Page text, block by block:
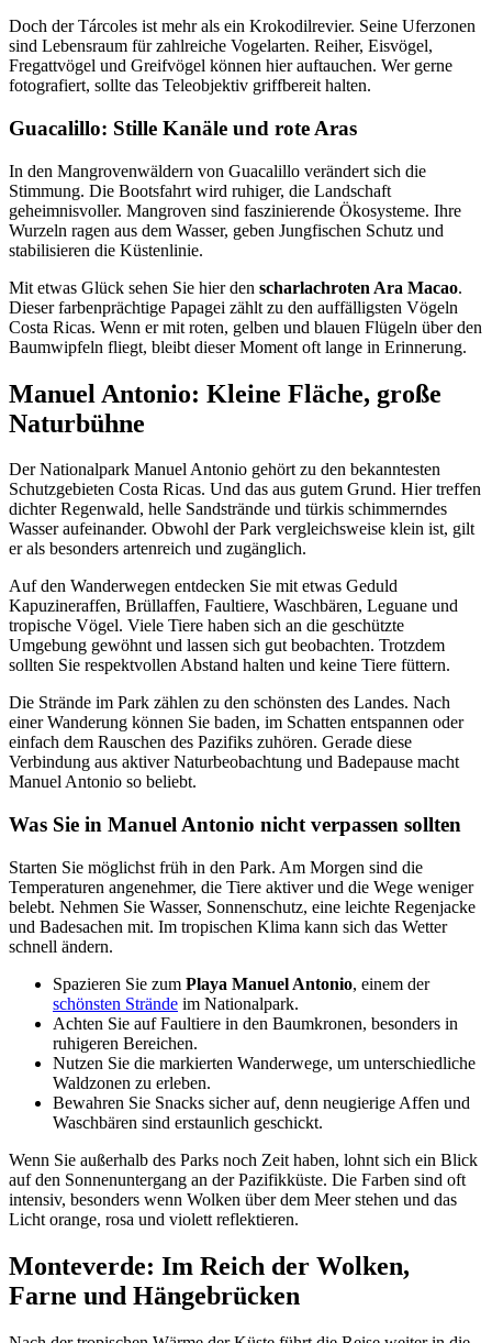
Doch der Tárcoles ist mehr als ein Krokodilrevier. Seine Uferzonen
sind Lebensraum für zahlreiche Vogelarten. Reiher, Eisvögel,
Fregattvögel und Greifvögel können hier auftauchen. Wer gerne
fotografiert, sollte das Teleobjektiv griffbereit halten.
Guacalillo: Stille Kanäle und rote Aras
In den Mangrovenwäldern von Guacalillo verändert sich die
Stimmung. Die Bootsfahrt wird ruhiger, die Landschaft
geheimnisvoller. Mangroven sind faszinierende Ökosysteme. Ihre
Wurzeln ragen aus dem Wasser, geben Jungfischen Schutz und
stabilisieren die Küstenlinie.
Mit etwas Glück sehen Sie hier den scharlachroten Ara Macao.
Dieser farbenprächtige Papagei zählt zu den auffälligsten Vögeln
Costa Ricas. Wenn er mit roten, gelben und blauen Flügeln über den
Baumwipfeln fliegt, bleibt dieser Moment oft lange in Erinnerung.
Manuel Antonio: Kleine Fläche, große
Naturbühne
Der Nationalpark Manuel Antonio gehört zu den bekanntesten
Schutzgebieten Costa Ricas. Und das aus gutem Grund. Hier treffen
dichter Regenwald, helle Sandstrände und türkis schimmerndes
Wasser aufeinander. Obwohl der Park vergleichsweise klein ist, gilt
er als besonders artenreich und zugänglich.
Auf den Wanderwegen entdecken Sie mit etwas Geduld
Kapuzineraffen, Brüllaffen, Faultiere, Waschbären, Leguane und
tropische Vögel. Viele Tiere haben sich an die geschützte
Umgebung gewöhnt und lassen sich gut beobachten. Trotzdem
sollten Sie respektvollen Abstand halten und keine Tiere füttern.
Die Strände im Park zählen zu den schönsten des Landes. Nach
einer Wanderung können Sie baden, im Schatten entspannen oder
einfach dem Rauschen des Pazifiks zuhören. Gerade diese
Verbindung aus aktiver Naturbeobachtung und Badepause macht
Manuel Antonio so beliebt.
Was Sie in Manuel Antonio nicht verpassen sollten
Starten Sie möglichst früh in den Park. Am Morgen sind die
Temperaturen angenehmer, die Tiere aktiver und die Wege weniger
belebt. Nehmen Sie Wasser, Sonnenschutz, eine leichte Regenjacke
und Badesachen mit. Im tropischen Klima kann sich das Wetter
schnell ändern.
Spazieren Sie zum Playa Manuel Antonio, einem der
schönsten Strände im Nationalpark.
Achten Sie auf Faultiere in den Baumkronen, besonders in
ruhigeren Bereichen.
Nutzen Sie die markierten Wanderwege, um unterschiedliche
Waldzonen zu erleben.
Bewahren Sie Snacks sicher auf, denn neugierige Affen und
Waschbären sind erstaunlich geschickt.
Wenn Sie außerhalb des Parks noch Zeit haben, lohnt sich ein Blick
auf den Sonnenuntergang an der Pazifikküste. Die Farben sind oft
intensiv, besonders wenn Wolken über dem Meer stehen und das
Licht orange, rosa und violett reflektieren.
Monteverde: Im Reich der Wolken,
Farne und Hängebrücken